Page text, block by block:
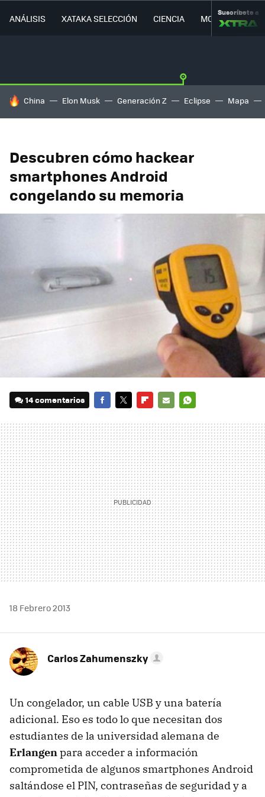
ANÁLISIS XATAKA SELECCIÓN CIENCIA MOVILIDAD
Suscríbete a
HOY SE HABLA DE
China Elon Musk Generación Z Eclipse Mapa
Descubren cómo hackear
smartphones Android
congelando su memoria
14 comentarios
MAIL
18 Febrero 2013
Carlos Zahumenszky
Un congelador, un cable USB y una batería
adicional. Eso es todo lo que necesitan dos
estudiantes de la universidad alemana de
Erlangenpara acceder a información
comprometida de algunos smartphones Android
saltándose el PIN, contraseñas de seguridad y a